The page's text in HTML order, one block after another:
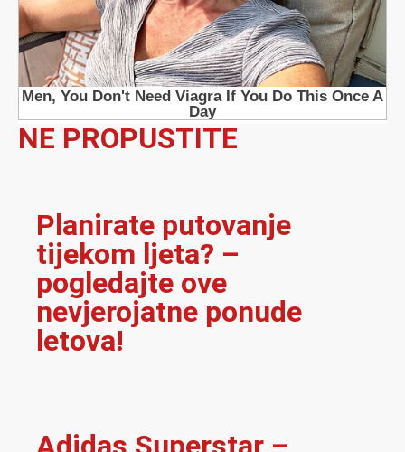
NE PROPUSTITE
Planirate putovanje
tijekom ljeta? –
pogledajte ove
nevjerojatne ponude
letova!